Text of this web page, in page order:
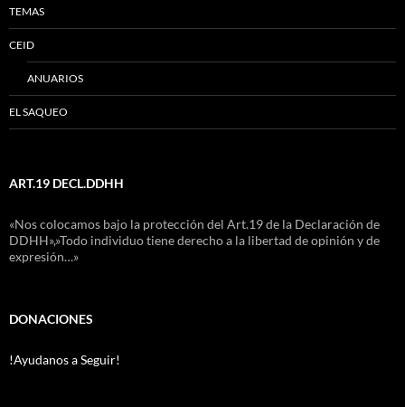
TEMAS
CEID
ANUARIOS
EL SAQUEO
ART.19 DECL.DDHH
«Nos colocamos bajo la protección del Art.19 de la Declaración de
DDHH»,»Todo individuo tiene derecho a la libertad de opinión y de
expresión…»
DONACIONES
!Ayudanos a Seguir!